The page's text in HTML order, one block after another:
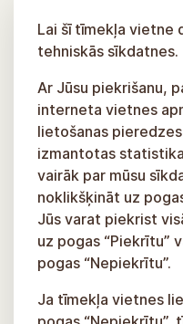
Lai šī tīmekļa vietne
tehniskās sīkdatnes.
Ar Jūsu piekrišanu,
interneta vietnes
lietošanas
izmantotas
vairāk par mūsu
noklikšķināt uz
Jūs varat piekrist
uz pogas “Piekrītu”
pogas “Nepiekrītu”.
Ja tīmekļa vietnes